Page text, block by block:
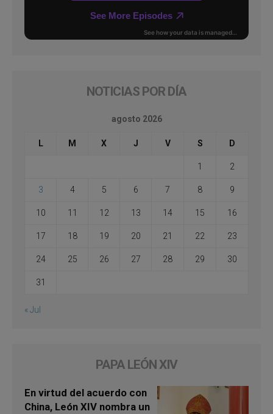
NOTICIAS POR DÍA
agosto 2026
L M X J V S D
1 2
3 4 5 6 7 8 9
10 11 12 13 14 15 16
17 18 19 20 21 22 23
24 25 26 27 28 29 30
31
« Jul
PAPA LEÓN XIV
En virtud del acuerdo con
China, León XIV nombra un